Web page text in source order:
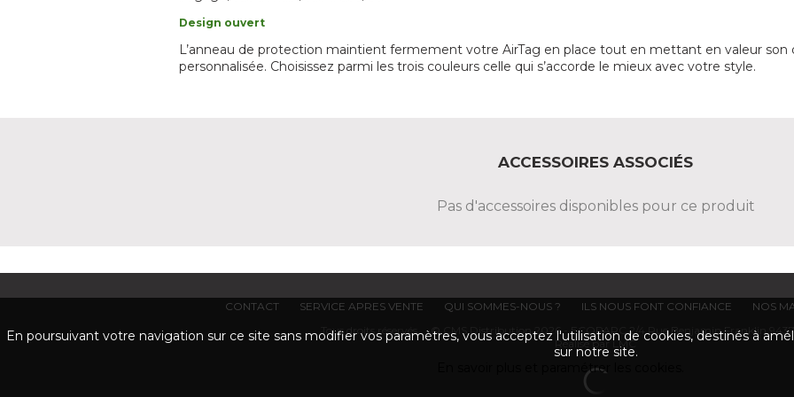
Design ouvert
L’anneau de protection maintient fermement votre AirTag en place tout en mettant en valeur son
personnalisée. Choisissez parmi les trois couleurs celle qui s’accorde le mieux avec votre style.
ACCESSOIRES ASSOCIÉS
Pas d'accessoires disponibles pour ce produit
CONTACT SERVICE APRES VENTE QUI SOMMES-NOUS ? ILS NOUS FONT CONFIANCE NOS
Tous droits réservés. © CMS Distribution 2026 - ECOPARC 2/4 Rue Benjamin Franklin
Réalisé par LMC
En poursuivant votre navigation sur ce site sans modifier vos paramètres, vous acceptez l'utilisation de cookies, destinés à
sur notre site.
En savoir plus et paramétrer les cookies.